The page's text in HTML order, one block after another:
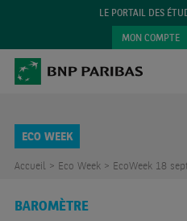
LE PORTAIL DES
MON COMPTE
ECO WEEK
Accueil > Eco Week > EcoWeek 18
BAROMÈTRE